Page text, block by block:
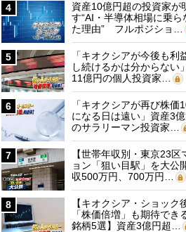
4
資産10億円超の投資家が
す“AI・半導体相場に乗ら
た理由” フルポジショ…
5
「キオクシアが今後も利
し続けるかは分からない
11億円の個人投資家…
6
「キオクシアが再び株価
になる日は遠い」資産3
のサラリーマン投資家…
7
【世帯年収別・東京23区
ョン「狙い目駅」を大公
収500万円、700万円…
8
【キオクシア・ショック
「株価倍増」も期待でき
銘柄5選】資産3億円超…